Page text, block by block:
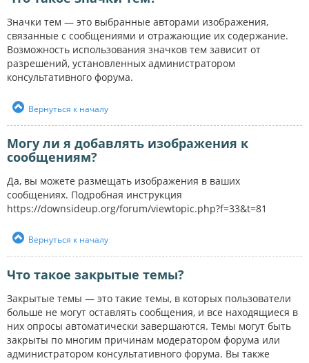
Значки тем — это выбранные авторами изображения,
связанные с сообщениями и отражающие их содержание.
Возможность использования значков тем зависит от
разрешений, установленных администратором
консультативного форума.
Вернуться к началу
Могу ли я добавлять изображения к
сообщениям?
Да, вы можете размещать изображения в ваших
сообщениях. Подробная инструкция
https://downsideup.org/forum/viewtopic.php?f=33&t=81
Вернуться к началу
Что такое закрытые темы?
Закрытые темы — это такие темы, в которых пользователи
больше не могут оставлять сообщения, и все находящиеся в
них опросы автоматически завершаются. Темы могут быть
закрыты по многим причинам модератором форума или
администратором консультативного форума. Вы также